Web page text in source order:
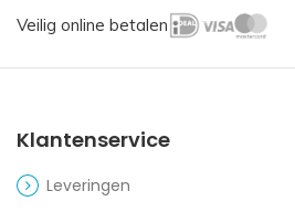
Veilig online betalen
Klantenservice
Leveringen